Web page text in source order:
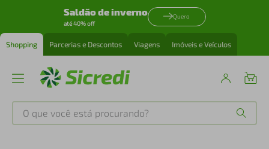
Saldão de inverno
até 40% off
Quero
Shopping Parcerias e Descontos Viagens Imóveis e Veículos
O que você está procurando?